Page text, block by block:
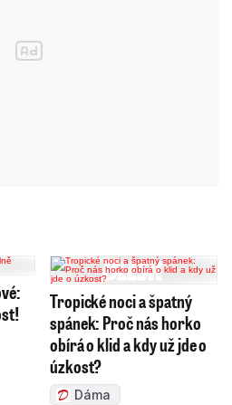
Tropické noci a špatný
spánek: Proč nás horko
obírá o klid a kdy už jde o
úzkost?
Dáma